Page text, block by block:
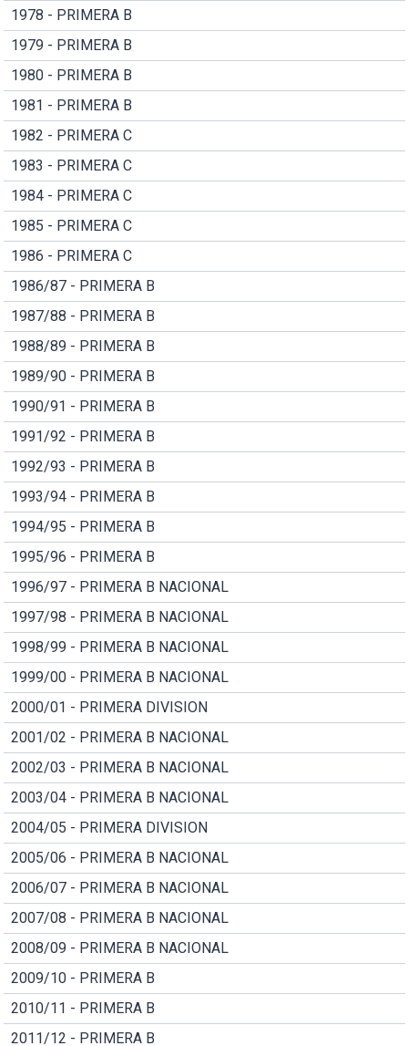
1978 - PRIMERA B
1979 - PRIMERA B
1980 - PRIMERA B
1981 - PRIMERA B
1982 - PRIMERA C
1983 - PRIMERA C
1984 - PRIMERA C
1985 - PRIMERA C
1986 - PRIMERA C
1986/87 - PRIMERA B
1987/88 - PRIMERA B
1988/89 - PRIMERA B
1989/90 - PRIMERA B
1990/91 - PRIMERA B
1991/92 - PRIMERA B
1992/93 - PRIMERA B
1993/94 - PRIMERA B
1994/95 - PRIMERA B
1995/96 - PRIMERA B
1996/97 - PRIMERA B NACIONAL
1997/98 - PRIMERA B NACIONAL
1998/99 - PRIMERA B NACIONAL
1999/00 - PRIMERA B NACIONAL
2000/01 - PRIMERA DIVISION
2001/02 - PRIMERA B NACIONAL
2002/03 - PRIMERA B NACIONAL
2003/04 - PRIMERA B NACIONAL
2004/05 - PRIMERA DIVISION
2005/06 - PRIMERA B NACIONAL
2006/07 - PRIMERA B NACIONAL
2007/08 - PRIMERA B NACIONAL
2008/09 - PRIMERA B NACIONAL
2009/10 - PRIMERA B
2010/11 - PRIMERA B
2011/12 - PRIMERA B